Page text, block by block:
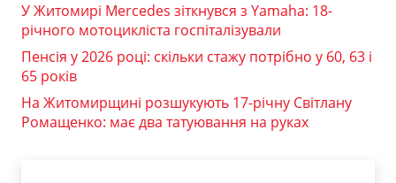
У Житомирі Mercedes зіткнувся з Yamaha: 18-
річного мотоцикліста госпіталізували
Пенсія у 2026 році: скільки стажу потрібно у 60, 63 і
65 років
На Житомирщині розшукують 17-річну Світлану
Ромащенко: має два татуювання на руках